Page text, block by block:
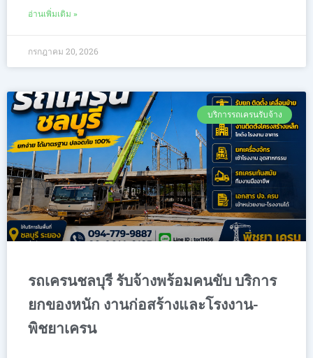
อ่านเพิ่มเติม »
กรกฎาคม 20, 2026
บริการรถเครนรับจ้าง
รถเครนชลบุรี รับจ้างพร้อมคนขับ บริการ
ยกของหนัก งานก่อสร้างและโรงงาน-
พิชยาเครน